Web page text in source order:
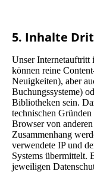
5. Inhalte
Unser Internetauftritt
können reine
Neuigkeiten), aber
Buchungssysteme)
Bibliotheken sein.
technischen
Browser von
Zusammenhang
verwendete IP und
Systems übermittelt.
jeweiligen